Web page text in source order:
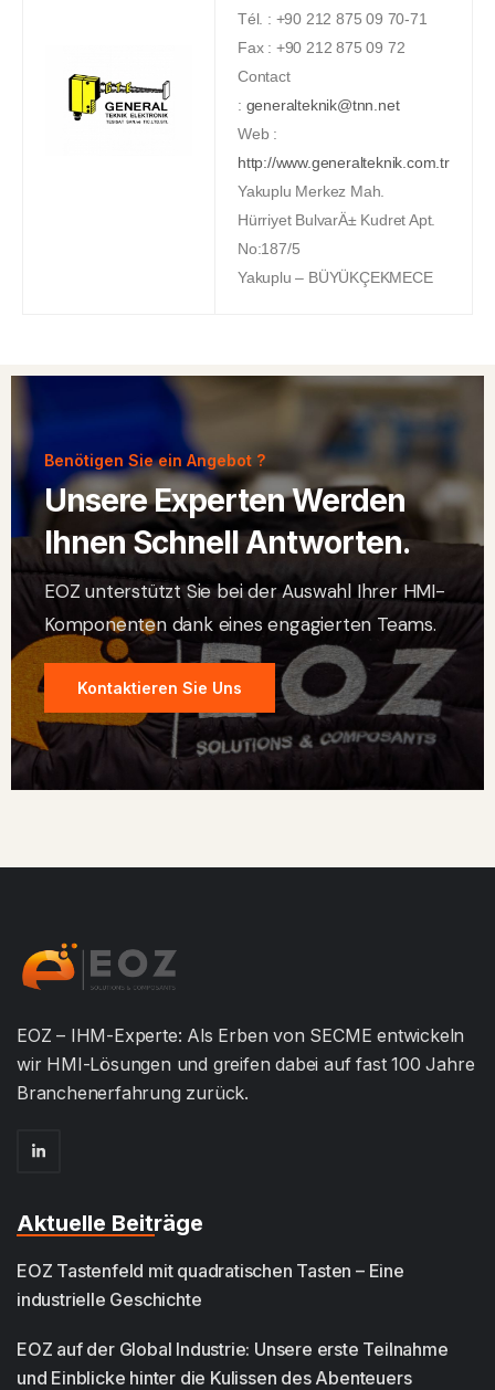
Tél. : +90 212 875 09 70-71
Fax : +90 212 875 09 72
Contact
: generalteknik@tnn.net
Web :
http://www.generalteknik.com.tr
Yakuplu Merkez Mah.
Hürriyet BulvarÄ± Kudret Apt.
No:187/5
Yakuplu – BÜYÜKÇEKMECE
Benötigen Sie ein Angebot ?
Unsere Experten Werden
Ihnen Schnell Antworten.
EOZ unterstützt Sie bei der Auswahl Ihrer HMI-
Komponenten dank eines engagierten Teams.
Kontaktieren Sie Uns
EOZ – IHM-Experte: Als Erben von SECME entwickeln
wir HMI-Lösungen und greifen dabei auf fast 100 Jahre
Branchenerfahrung zurück.
Aktuelle Beiträge
EOZ Tastenfeld mit quadratischen Tasten – Eine
industrielle Geschichte
EOZ auf der Global Industrie: Unsere erste Teilnahme
und Einblicke hinter die Kulissen des Abenteuers